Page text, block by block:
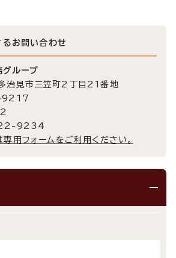
る お問い合わせ
ループ
見市三笠町2丁目21番地
9217
22-9234
用フォームをご利用ください。